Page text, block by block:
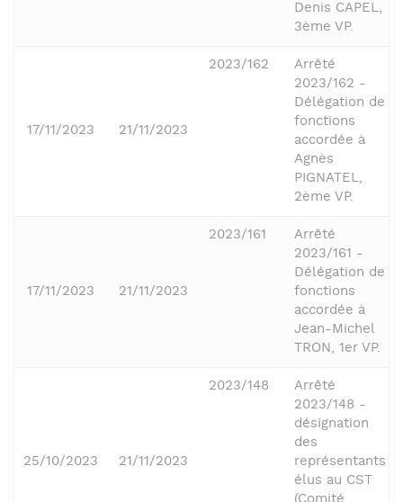
Denis CAPEL,
3ème VP.
17/11/2023 21/11/2023
2023/162
Arrêté
2023/162 -
Délégation de
fonctions
accordée à
Agnès
PIGNATEL,
2ème VP.
17/11/2023 21/11/2023
2023/161
Arrêté
2023/161 -
Délégation de
fonctions
accordée à
Jean-Michel
TRON, 1er VP.
25/10/2023 21/11/2023
2023/148
Arrêté
2023/148 -
désignation
des
représentants
élus au CST
(Comité